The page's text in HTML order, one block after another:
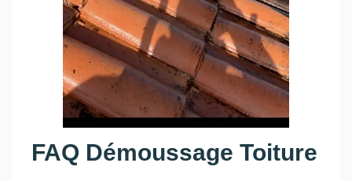
FAQ Démoussage Toiture